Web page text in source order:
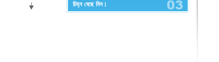
চিহ্ন বেছে নিন।